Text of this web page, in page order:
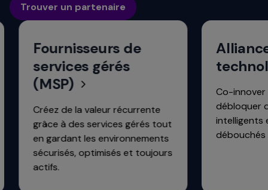
Trouver un partenaire
Fournisseurs de
services gérés
(MSP)
Créez de la valeur récurrente
grâce à des services gérés tout
en gardant les environnements
sécurisés, optimisés et toujours
actifs.
Alliances
Co-innover
débloquer
intelligents et
débouchés